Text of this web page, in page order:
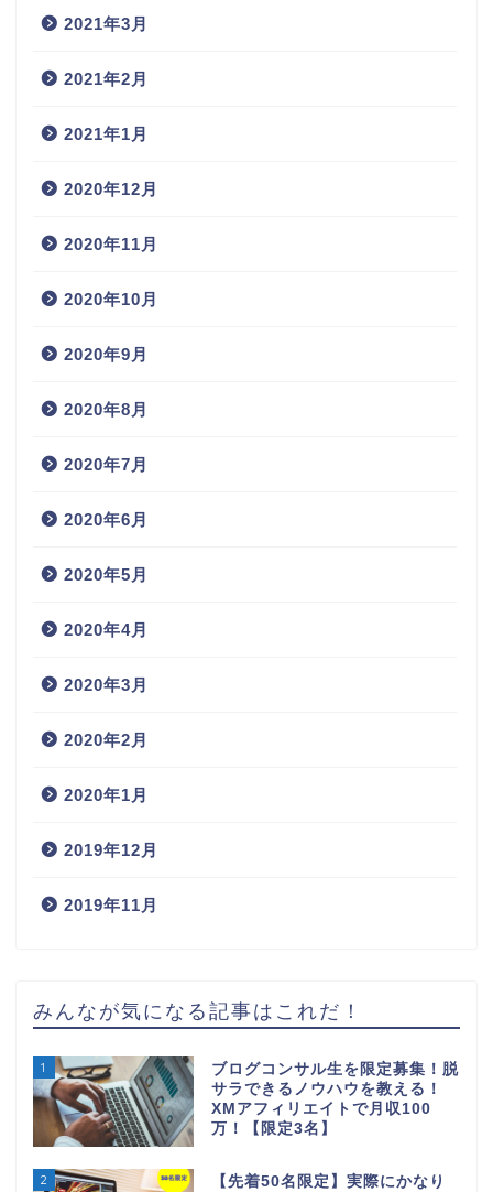
2021年3月
2021年2月
2021年1月
2020年12月
2020年11月
2020年10月
2020年9月
2020年8月
2020年7月
2020年6月
2020年5月
2020年4月
2020年3月
2020年2月
2020年1月
2019年12月
2019年11月
みんなが気になる記事はこれだ！
1
ブログコンサル生を限定募集！脱
サラできるノウハウを教える！
XMアフィリエイトで月収100
万！【限定3名】
2
【先着50名限定】実際にかなり